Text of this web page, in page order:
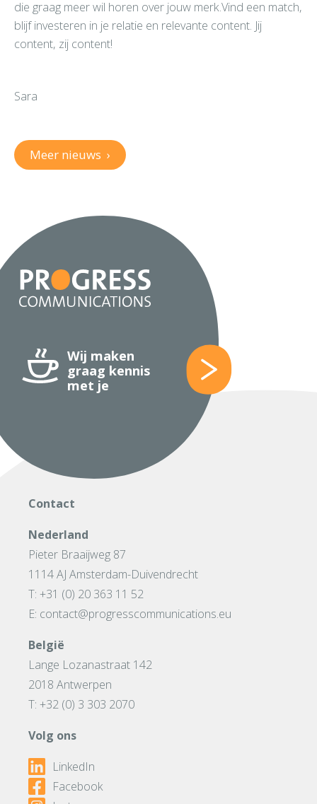
die graag meer wil horen over jouw merk.Vind een match,
blijf investeren in je relatie en relevante content. Jij
content, zij content!
Sara
Meer nieuws ›
Wij maken
graag kennis
met je
Contact
Nederland
Pieter Braaijweg 87
1114 AJ Amsterdam-Duivendrecht
T: +31 (0) 20 363 11 52
E: contact@progresscommunications.eu
België
Lange Lozanastraat 142
2018 Antwerpen
T: +32 (0) 3 303 2070
Volg ons
LinkedIn
Facebook